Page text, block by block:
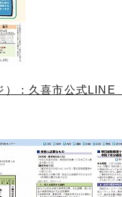
）：久喜市公式LINE